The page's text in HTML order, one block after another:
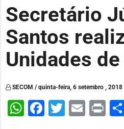
Secretário
Santos
Unidades
SECOM / quinta-feira, 6 setembro , 2018
WhatsApp
Facebook
Twitter
Email